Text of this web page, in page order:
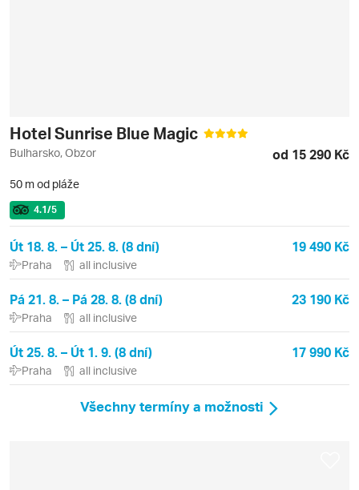
Hotel Sunrise Blue Magic
Bulharsko, Obzor od 15 290 Kč
50 m od pláže
4.1/5
Út 18. 8. – Út 25. 8. (8 dní) 19 490 Kč
Praha all inclusive
Pá 21. 8. – Pá 28. 8. (8 dní) 23 190 Kč
Praha all inclusive
Út 25. 8. – Út 1. 9. (8 dní) 17 990 Kč
Praha all inclusive
Všechny termíny a možnosti